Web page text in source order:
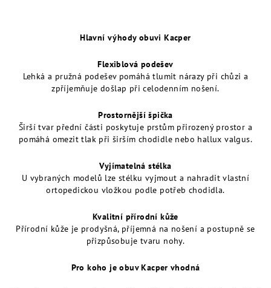
Hlavní výhody obuvi Kacper
Flexiblová podešev
Lehká a pružná podešev pomáhá tlumit nárazy při chůzi a
zpříjemňuje došlap při celodenním nošení.
Prostornější špička
Širší tvar přední části poskytuje prstům přirozený prostor a
pomáhá omezit tlak při širším chodidle nebo hallux valgus.
Vyjímatelná stélka
U vybraných modelů lze stélku vyjmout a nahradit vlastní
ortopedickou vložkou podle potřeb chodidla.
Kvalitní přírodní kůže
Přírodní kůže je prodyšná, příjemná na nošení a postupně se
přizpůsobuje tvaru nohy.
Pro koho je obuv Kacper vhodná